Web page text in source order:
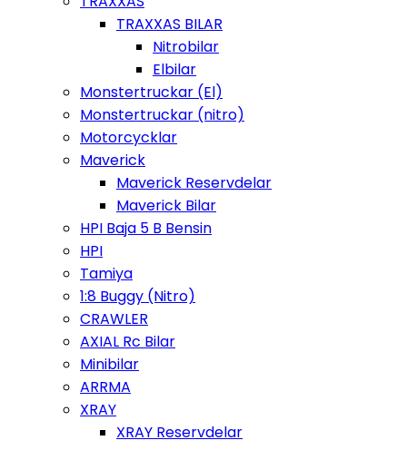
TRAXXAS BILAR
Nitrobilar
Elbilar
Monstertruckar (El)
Monstertruckar (nitro)
Motorcycklar
Maverick
Maverick Reservdelar
Maverick Bilar
HPI Baja 5 B Bensin
HPI
Tamiya
1:8 Buggy (Nitro)
CRAWLER
AXIAL Rc Bilar
Minibilar
ARRMA
XRAY
XRAY Reservdelar